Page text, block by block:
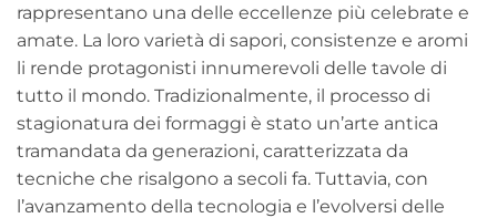
rappresentano una delle eccellenze più celebrate e
amate. La loro varietà di sapori, consistenze e aromi
li rende protagonisti innumerevoli delle tavole di
tutto il mondo. Tradizionalmente, il processo di
stagionatura dei formaggi è stato un’arte antica
tramandata da generazioni, caratterizzata da
tecniche che risalgono a secoli fa. Tuttavia, con
l’avanzamento della tecnologia e l’evolversi delle